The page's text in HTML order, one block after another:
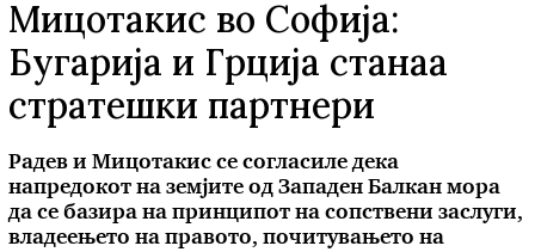
Мицотакис во Софија:
Бугарија и Грција станаа
стратешки партнери
Радев и Мицотакис се согласиле дека
напредокот на земјите од Западен Балкан мора
да се базира на принципот на сопствени заслуги,
владеењето на правото, почитувањето на